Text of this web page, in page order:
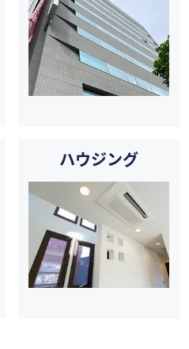
ハウジング